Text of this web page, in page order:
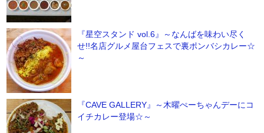
『星空スタンド vol.6』～なんばを味わい尽く
せ!!名店グルメ屋台フェスで裏ポンバシカレー☆
～
『CAVE GALLERY』～木曜ぺーちゃんデーにコ
イチカレー登場☆～